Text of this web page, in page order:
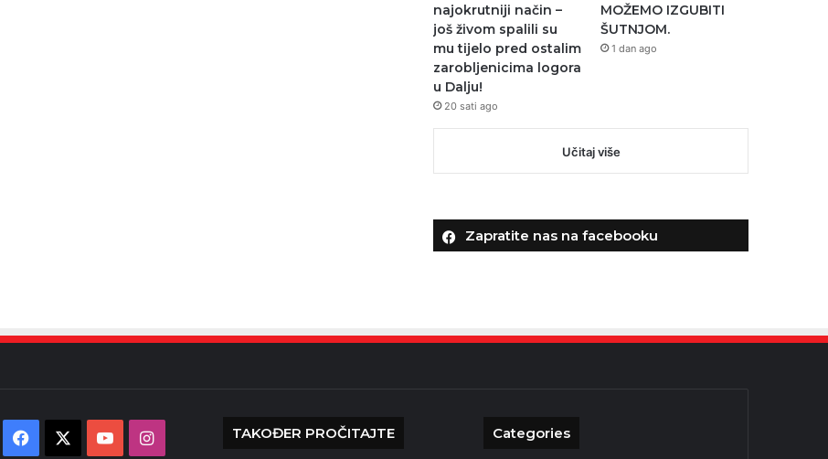
najokrutniji način –
još živom spalili su
mu tijelo pred ostalim
zarobljenicima logora
u Dalju!
20 sati ago
MOŽEMO IZGUBITI
ŠUTNJOM.
1 dan ago
Učitaj više
Zapratite nas na facebooku
Facebook YouTubeInstagram TAKOĐER PROČITAJTE Categories